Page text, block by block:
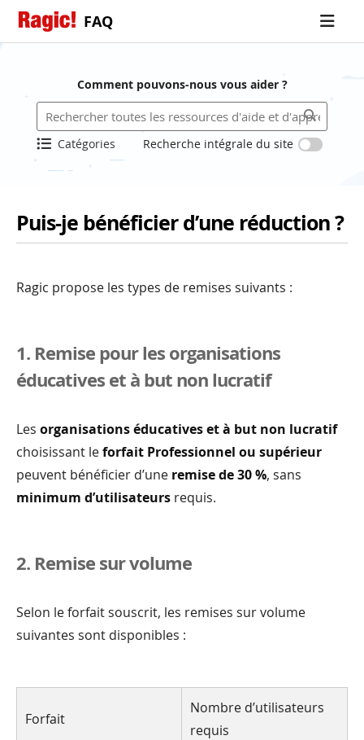
FAQ
Comment pouvons-nous vous aider ?
Catégories Recherche intégrale du site
Puis-je bénéficier d’une réduction ?
Ragic propose les types de remises suivants :
1. Remise pour les organisations
éducatives et à but non lucratif
Les organisations éducatives et à but non lucratif
choisissant leforfait Professionnel ou supérieur
peuvent bénéficier d’une remise de 30 %, sans
minimum d’utilisateurs requis.
2. Remise sur volume
Selon le forfait souscrit, les remises sur volume
suivantes sont disponibles :
Forfait
Nombre d’utilisateurs
requis